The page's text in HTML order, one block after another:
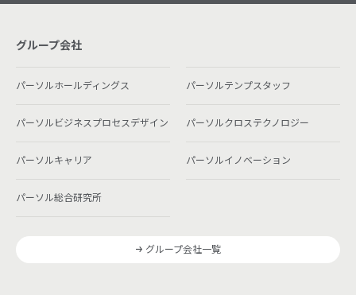
グループ会社
パーソルホールディングス パーソルテンプスタッフ
パーソルビジネスプロセスデザイン パーソルクロステクノロジー
パーソルキャリア パーソルイノベーション
パーソル総合研究所
グループ会社一覧